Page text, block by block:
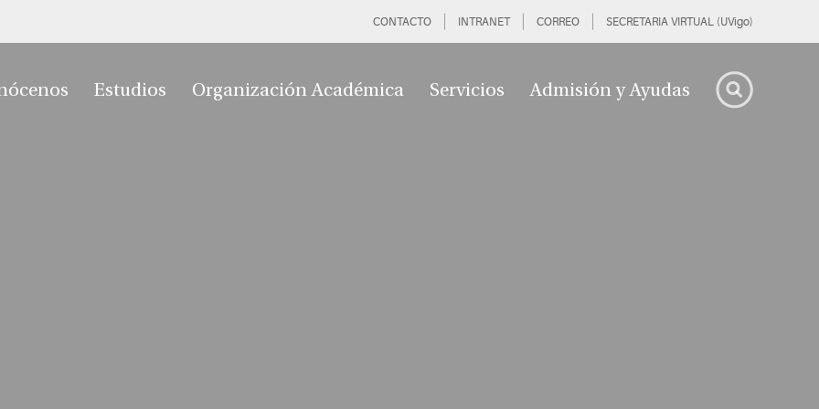
CONTACTO INTRANET CORREO SECRETARIA VIRTUAL (UVigo)
Estudios Organización Académica Servicios Admisión y Ayudas